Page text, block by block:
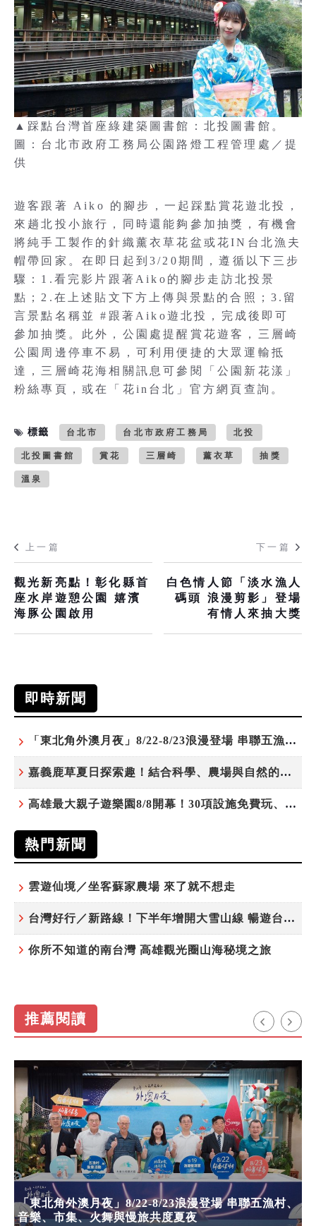
▲踩點台灣首座綠建築圖書館：北投圖書館。
圖：台北市政府工務局公園路燈工程管理處／提
供
遊客跟著 Aiko 的腳步，一起踩點賞花遊北投，
來趟北投小旅行，同時還能夠參加抽獎，有機會
將純手工製作的針織薰衣草花盆或花IN台北漁夫
帽帶回家。在即日起到3/20期間，遵循以下三步
驟：1.看完影片跟著Aiko的腳步走訪北投景
點；2.在上述貼文下方上傳與景點的合照；3.留
言景點名稱並 #跟著Aiko遊北投，完成後即可
參加抽獎。此外，公園處提醒賞花遊客，三層崎
公園周邊停車不易，可利用便捷的大眾運輸抵
達，三層崎花海相關訊息可參閱「公園新花漾」
粉絲專頁，或在「花in台北」官方網頁查詢。
標籤 台北市 台北市政府工務局 北投
北投圖書館 賞花 三層崎 薰衣草 抽獎
溫泉
上一篇
觀光新亮點！彰化縣首
座水岸遊憩公園 嬉濱
海豚公園啟用
下一篇
白色情人節「淡水漁人
碼頭 浪漫剪影」登場
有情人來抽大獎
即時新聞
「東北角外澳月夜」8/22-8/23浪漫登場 串聯五漁村、音樂、市集、火舞與慢旅共度夏夜
嘉義鹿草夏日探索趣！結合科學、農場與自然的親子小旅行
高雄最大親子遊樂園8/8開幕！30項設施免費玩、YOYO家族嗨翻暑假
熱門新聞
雲遊仙境／坐客蘇家農場 來了就不想走
台灣好行／新路線！下半年增開大雪山線 暢遊台中更便利
你所不知道的南台灣 高雄觀光圈山海秘境之旅
推薦閱讀
「東北角外澳月夜」8/22-8/23浪漫登場 串聯五漁村、
音樂、市集、火舞與慢旅共度夏夜